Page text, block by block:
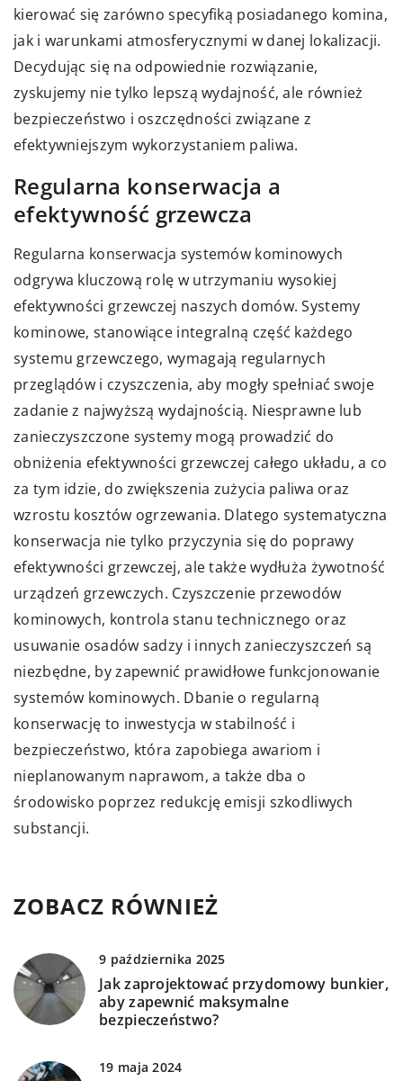
kierować się zarówno specyfiką posiadanego komina,
jak i warunkami atmosferycznymi w danej lokalizacji.
Decydując się na odpowiednie rozwiązanie,
zyskujemy nie tylko lepszą wydajność, ale również
bezpieczeństwo i oszczędności związane z
efektywniejszym wykorzystaniem paliwa.
Regularna konserwacja a
efektywność grzewcza
Regularna konserwacja systemów kominowych
odgrywa kluczową rolę w utrzymaniu wysokiej
efektywności grzewczej naszych domów. Systemy
kominowe, stanowiące integralną część każdego
systemu grzewczego, wymagają regularnych
przeglądów i czyszczenia, aby mogły spełniać swoje
zadanie z najwyższą wydajnością. Niesprawne lub
zanieczyszczone systemy mogą prowadzić do
obniżenia efektywności grzewczej całego układu, a co
za tym idzie, do zwiększenia zużycia paliwa oraz
wzrostu kosztów ogrzewania. Dlatego systematyczna
konserwacja nie tylko przyczynia się do poprawy
efektywności grzewczej, ale także wydłuża żywotność
urządzeń grzewczych. Czyszczenie przewodów
kominowych, kontrola stanu technicznego oraz
usuwanie osadów sadzy i innych zanieczyszczeń są
niezbędne, by zapewnić prawidłowe funkcjonowanie
systemów kominowych. Dbanie o regularną
konserwację to inwestycja w stabilność i
bezpieczeństwo, która zapobiega awariom i
nieplanowanym naprawom, a także dba o
środowisko poprzez redukcję emisji szkodliwych
substancji.
ZOBACZ RÓWNIEŻ
9 października 2025
Jak zaprojektować przydomowy bunkier,
aby zapewnić maksymalne
bezpieczeństwo?
19 maja 2024